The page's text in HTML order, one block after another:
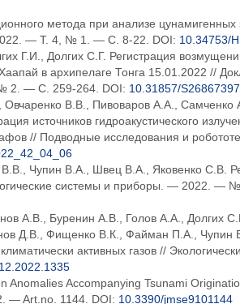
метода при анализе цунамигенных
— Т. 4, № 1. — С. 8-22. DOI: 10.34753/
Г.И., Долгих С.Г. Регистрация
в архипелаге Тонга 15.01.2022 //
2. — С. 259-264. DOI: 10.31857/
Овчаренко В.В., Пивоваров А.А.,
источников гидроакустического
// Подводные исследования и
В.В., Чупин В.А., Швец В.А., Яковенко С.В.
системы и приборы. — 2022. —
А.В., Буренин А.В., Голов А.А., Долгих
Д.В., Фищенко В.К., Файман П.А., Чупин
активных газов //
Anomalies Accompanying Tsunami
— Art.no. 1144. DOI: 10.3390/jmse9101144